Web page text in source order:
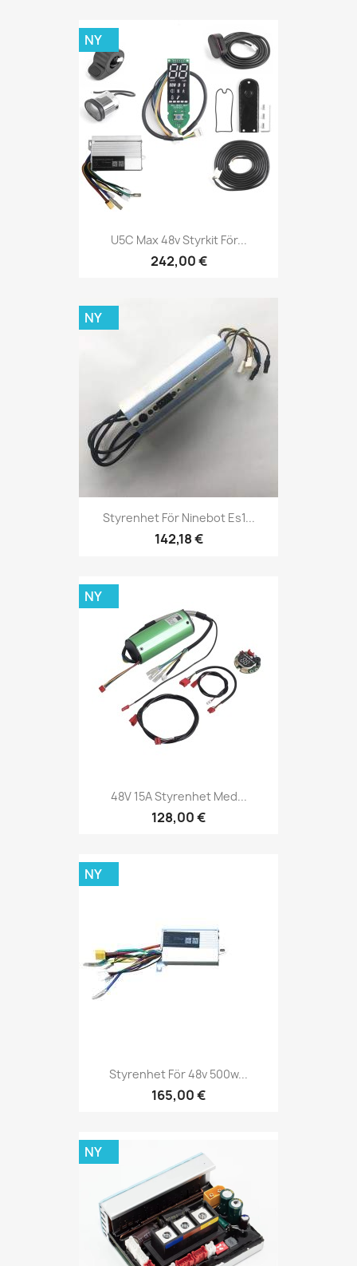
U5C Max 48v Styrkit För...
242,00 €
NY
Styrenhet För Ninebot Es1...
142,18 €
NY
48V 15A Styrenhet Med...
128,00 €
NY
Styrenhet För 48v 500w...
165,00 €
NY
NY